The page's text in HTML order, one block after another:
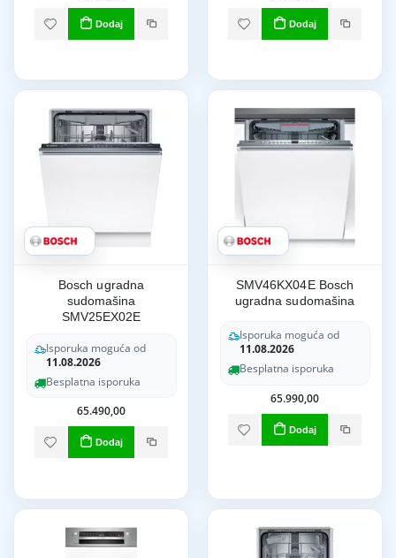
Dodaj Dodaj
Bosch ugradna
sudomašina
SMV25EX02E
Isporuka moguća od
11.08.2026
Besplatna isporuka
65.490,00
Dodaj
SMV46KX04E Bosch
ugradna sudomašina
Isporuka moguća od
11.08.2026
Besplatna isporuka
65.990,00
Dodaj